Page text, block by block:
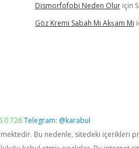
Dismorfofobi Neden Oluriçin
Göz Kremi Sabah Mı Akşam Mı
0 726Telegram: @karabul
Bu nedenle, sitedeki içerikleri